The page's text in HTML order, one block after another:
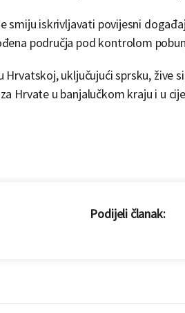
smiju iskrivljavati povijesni
područja pod kontrolom
Hrvatskoj, uključujući sprsku, žive
Hrvate u banjalučkom kraju i u
Podijeli članak: